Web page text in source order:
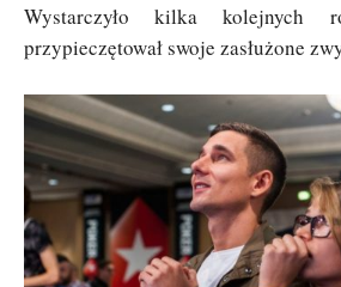
Wystarczyło kilka kolejnych
przypieczętował swoje zasłużone